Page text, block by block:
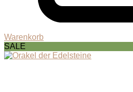
Warenkorb
SALE